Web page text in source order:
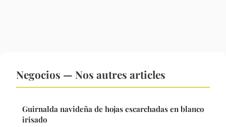
Negocios — Nos autres articles
Guirnalda navideña de hojas escarchadas en blanco
irisado